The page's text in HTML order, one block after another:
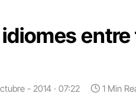
- 2014 · 07:22 1 Min